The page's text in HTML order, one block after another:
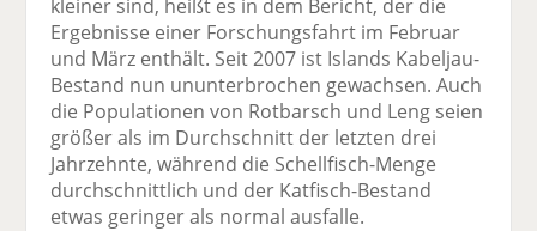
il
e
n
e
n
d
e
n
kleiner sind, heißt es in dem Bericht, der die
Ergebnisse einer Forschungsfahrt im Februar
und März enthält. Seit 2007 ist Islands Kabeljau-
Bestand nun ununterbrochen gewachsen. Auch
die Populationen von Rotbarsch und Leng seien
größer als im Durchschnitt der letzten drei
Jahrzehnte, während die Schellfisch-Menge
durchschnittlich und der Katfisch-Bestand
etwas geringer als normal ausfalle.